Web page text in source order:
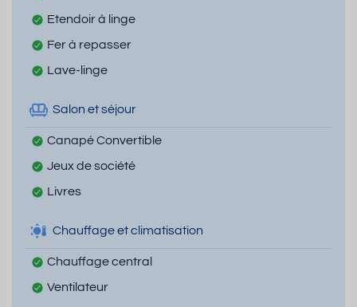
Etendoir à linge
Fer à repasser
Lave-linge
Salon et séjour
Canapé Convertible
Jeux de société
Livres
Chauffage et climatisation
Chauffage central
Ventilateur